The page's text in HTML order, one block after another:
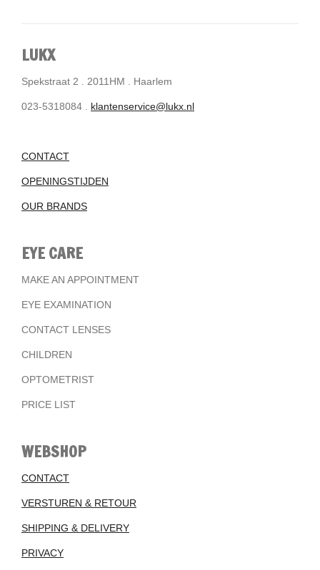
LUKX
Spekstraat 2 . 2011HM . Haarlem
023-5318084 . klantenservice@lukx.nl
CONTACT
OPENINGSTIJDEN
OUR BRANDS
EYE CARE
MAKE AN APPOINTMENT
EYE EXAMINATION
CONTACT LENSES
CHILDREN
OPTOMETRIST
PRICE LIST
WEBSHOP
CONTACT
VERSTUREN & RETOUR
SHIPPING & DELIVERY
PRIVACY